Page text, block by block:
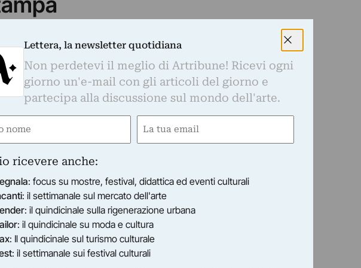
il secondo anno consecutivo Fondazione
mostra nei propri spazi. La Fondazione Malutta,
un collettivo di circa quaranta artisti
provenienti da differenti contesti culturali e
nelle pratiche pittoriche, scultoree e
seconda edizione del progetto
all’interno di un concept che trae
di Babele, auspicante, per loro stessa
regolata dal "pensiero debole
nei confronti dei valori storici tramandati e
non unitario né subordinato
molteplice e poliedrico’.
collaborativo e paritario fra le diverse
alla mostra si affiancherà il flea market che
Lettera, la newsletter quotidiana
Non perdetevi il meglio di Artribune! Ricevi ogni
giorno un'e-mail con gli articoli del giorno e
partecipa alla discussione sul mondo dell'arte.
Email
ricevere anche:
: focus su mostre, festival, didattica ed eventi culturali
: il settimanale sul mercato dell'arte
: il quindicinale sulla rigenerazione urbana
: il quindicinale su moda e cultura
: Il quindicinale sul turismo culturale
: il settimanale sui festival culturali